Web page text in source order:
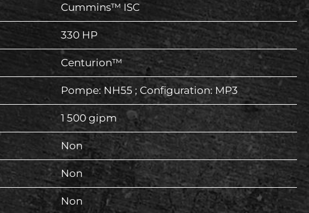
Cummins™ ISC
330 HP
Centurion™
Pompe: NH55 ; Configuration: MP3
1 500 gipm
Non
Non
Non